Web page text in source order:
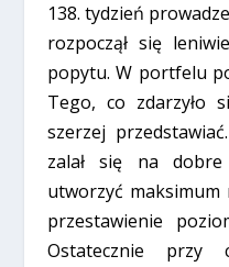
138. tydzień
rozpoczął się
popytu. W portfelu
Tego, co zdarzyło
szerzej
zalał się na dobre
utworzyć maksimum
przestawienie
Ostatecznie przy